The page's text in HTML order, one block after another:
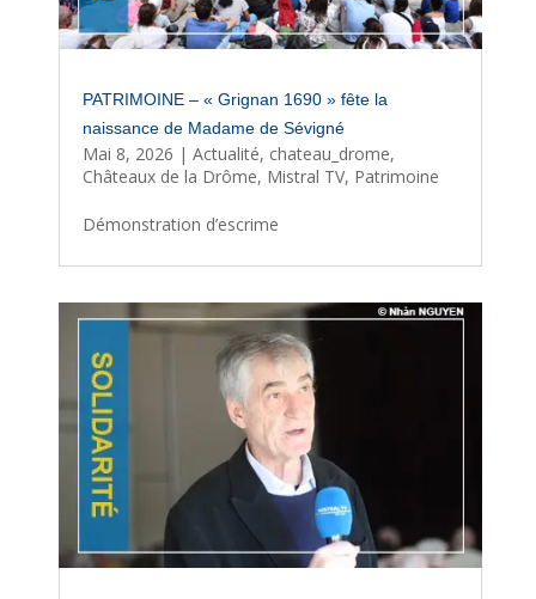
PATRIMOINE – « Grignan 1690 » fête la
naissance de Madame de Sévigné
Mai 8, 2026 | Actualité, chateau_drome,
Châteaux de la Drôme, Mistral TV, Patrimoine
Démonstration d’escrime